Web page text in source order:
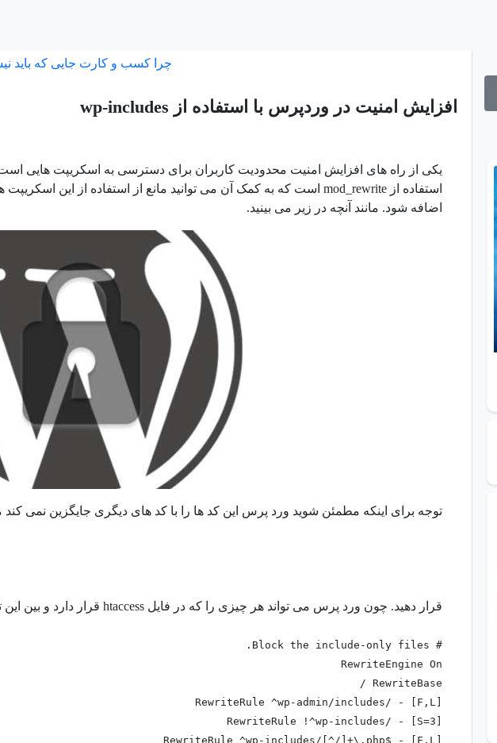
چرا کسب و کارت جایی که باید
افزایش امنیت در وردپرس با استفاده از wp-includes
یکی از راه های افزایش امنیت محدودیت کاربران برای دسترسی به اسکریپت هایی است
استفاده از mod_rewrite است که به کمک آن می توانید مانع از استفاده از این اسکریپت
اضافه شود. مانند آنچه در زیر می بینید.
توجه برای اینکه مطمئن شوید ورد پرس این کد ها را با کد های دیگری جایگزین نمی کند
قرار دهید. چون ورد پرس می تواند هر چیزی را که در فایل htaccessقرار دارد و بین
# Block the include-only files.
RewriteEngine On
RewriteBase /
RewriteRule ^wp-admin/includes/ - [F,L]
RewriteRule !^wp-includes/ - [S=3]
RewriteRule ^wp-includes/[^/]+\.php$ - [F,L]